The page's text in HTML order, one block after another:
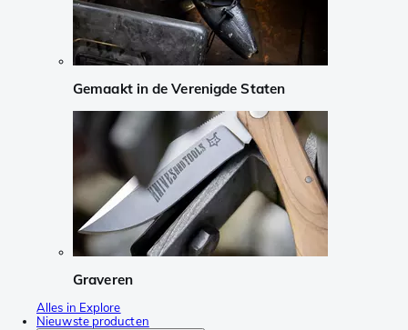
Gemaakt in de Verenigde Staten
Graveren
Alles in Explore
Nieuwste producten